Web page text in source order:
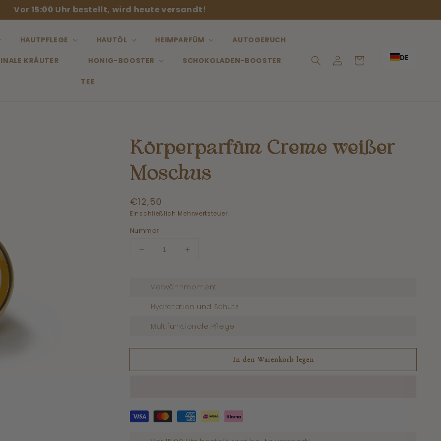
Vor 15:00 Uhr bestellt, wird heute versandt!
HAUTPFLEGE HAUTÖL HEIMPARFÜM AUTOGERUCH
KRÄUTER HONIG-BOOSTER SCHOKOLADEN-BOOSTER
TEE
Anmeldung
Einkaufswagen DE
Körperparfüm Creme weißer
Moschus
Normaler
Preis
€12,50
Einschließlich Mehrwertsteuer.
Nummer
Geringere
Körperparfüm
weißer
Menge
Körperparfüm
weißer
Verwöhnmoment
Hydratation und Schutz
Multifunktionale Pflege
In den Warenkorb legen